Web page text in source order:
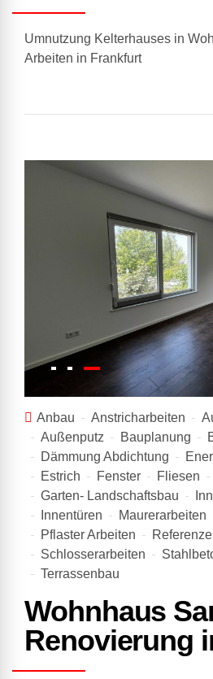
Umnutzung Kelterhauses in
Arbeiten in Frankfurt
Anbau Anstricharbeiten
Außenputz
Bauplanung
Dämmung Abdichtung
Estrich
Fenster Fliesen
Garten- Landschaftsbau
Innentüren
Maurerarbeiten
Pflaster Arbeiten
Schlosserarbeiten
Terrassenbau
Wohnhaus
Renovierung